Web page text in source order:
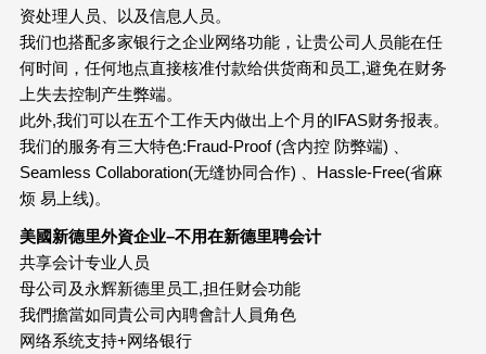
资处理人员、以及信息人员。
我们也搭配多家银行之企业网络功能，让贵公司人员能在任
何时间，任何地点直接核准付款给供货商和员工,避免在财务
上失去控制产生弊端。
此外,我们可以在五个工作天内做出上个月的IFAS财务报表。
我们的服务有三大特色:Fraud-Proof (含内控 防弊端) 、
Seamless Collaboration(无缝协同合作) 、Hassle-Free(省麻
烦 易上线)。
美國新德里外資企业–不用在新德里聘会计
共享会计专业人员
母公司及永辉新德里员工,担任财会功能
我們擔當如同貴公司內聘會計人員角色
网络系统支持+网络银行